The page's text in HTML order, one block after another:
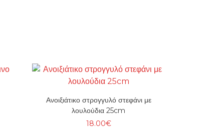
Ανοιξιάτικο στρογγυλό στεφάνι με
λουλούδια 25cm
18.00€